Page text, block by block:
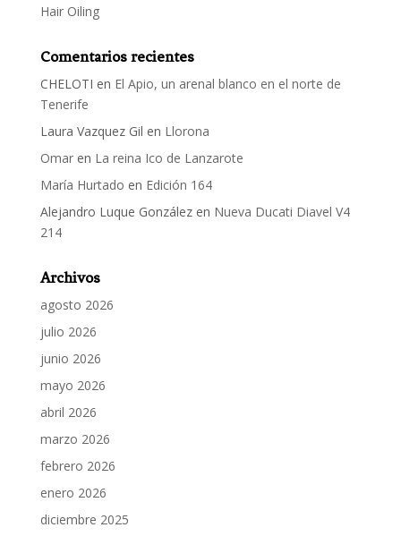
Hair Oiling
Comentarios recientes
CHELOTI en El Apio, un arenal blanco en el norte de
Tenerife
Laura Vazquez Gil en Llorona
Omaren La reina Ico de Lanzarote
María Hurtado en Edición 164
Alejandro Luque Gonzálezen Nueva Ducati Diavel V4
214
Archivos
agosto 2026
julio 2026
junio 2026
mayo 2026
abril 2026
marzo 2026
febrero 2026
enero 2026
diciembre 2025